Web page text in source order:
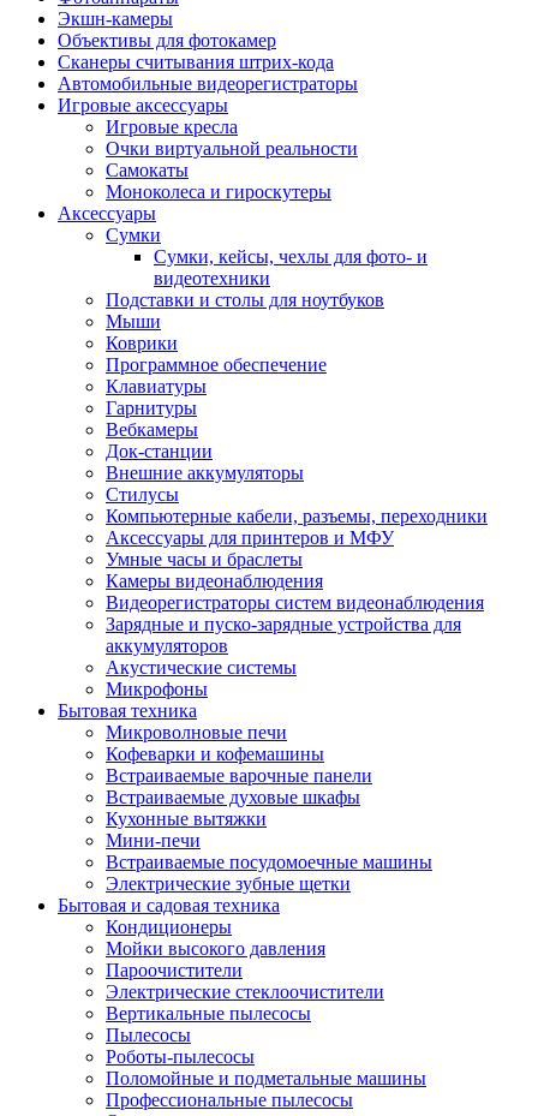
Экшн-камеры
Объективы для фотокамер
Сканеры считывания штрих-кода
Автомобильные видеорегистраторы
Игровые аксессуары
Игровые кресла
Очки виртуальной реальности
Самокаты
Моноколеса и гироскутеры
Аксессуары
Сумки
Сумки, кейсы, чехлы для фото- и
видеотехники
Подставки и столы для ноутбуков
Мыши
Коврики
Программное обеспечение
Клавиатуры
Гарнитуры
Вебкамеры
Док-станции
Внешние аккумуляторы
Стилусы
Компьютерные кабели, разъемы, переходники
Аксессуары для принтеров и МФУ
Умные часы и браслеты
Камеры видеонаблюдения
Видеорегистраторы систем видеонаблюдения
Зарядные и пуско-зарядные устройства для
аккумуляторов
Акустические системы
Микрофоны
Бытовая техника
Микроволновые печи
Кофеварки и кофемашины
Встраиваемые варочные панели
Встраиваемые духовые шкафы
Кухонные вытяжки
Мини-печи
Встраиваемые посудомоечные машины
Электрические зубные щетки
Бытовая и садовая техника
Кондиционеры
Мойки высокого давления
Пароочистители
Электрические стеклоочистители
Вертикальные пылесосы
Пылесосы
Роботы-пылесосы
Поломойные и подметальные машины
Профессиональные пылесосы